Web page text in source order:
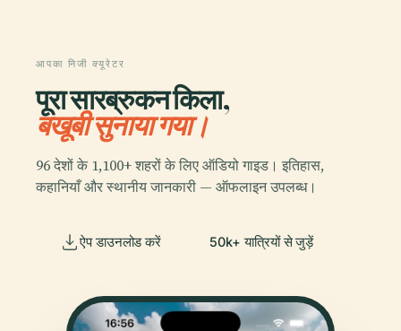
आपका निजी क्यूरेटर
पूरा सारब्रुकन किला,
बखूबी सुनाया गया।
96 देशों के 1,100+ शहरों के लिए ऑडियो गाइड। इतिहास,
कहानियाँ और स्थानीय जानकारी — ऑफलाइन उपलब्ध।
ऐप डाउनलोड करें 50k+ यात्रियों से जुड़ें